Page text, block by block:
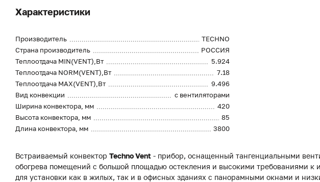
Характеристики
Производитель
TECHNO
Страна производитель
РОССИЯ
Теплоотдача MIN(VENT),Вт
5.924
Теплоотдача NORM(VENT),Вт
7.18
Теплоотдача MAX(VENT),Вт
9.496
Вид конвекции
с вентиляторами
Ширина конвектора, мм
420
Высота конвектора, мм
85
Длина конвектора, мм
3800
Встраиваемый конвектор Techno Vent - прибор, оснащенный тангенциальными
обогрева помещений с большой площадью остекления и высокими требованиями к
для установки как в жилых, так и в офисных зданиях с панорамными окнами и